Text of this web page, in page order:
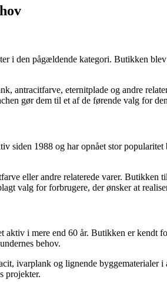
i den pågældende kategori. Butikken
antracitfarve, eternitplade og andre
gør dem til et af de førende valg for
siden 1988 og har opnået stor
eller andre relaterede varer.
valg for forbrugere, der ønsker at
i mere end 60 år. Butikken er kendt
behov.
ivarplank og lignende
projekter.